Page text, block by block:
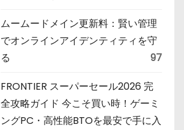
ムームードメイン更新料：賢い管理
でオンラインアイデンティティを守
る
97
FRONTIER スーパーセール2026 完
全攻略ガイド 今こそ買い時！ゲーミ
ングPC・高性能BTOを最安で手に入